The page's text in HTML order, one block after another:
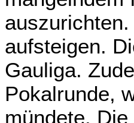
aufsteigen.
Gauliga.
Pokalrunde,
mündete.